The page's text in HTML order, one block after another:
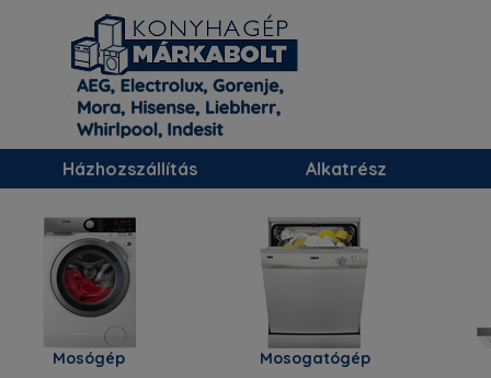
Házhozszállítás Alkatrész
Mosógép Mosogatógép